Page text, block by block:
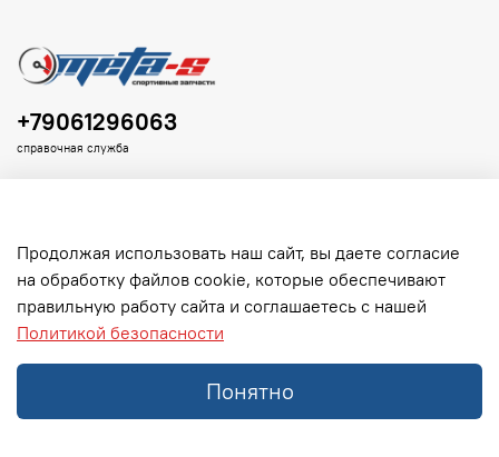
Клиенту
Информация
+79061296063
справочная служба
Продолжая использовать наш сайт, вы даете согласие
на обработку файлов cookie, которые обеспечивают
правильную работу сайта и соглашаетесь с нашей
Политикой безопасности
Понятно